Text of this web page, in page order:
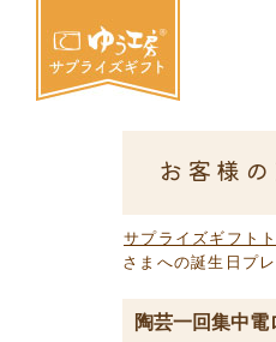
お客様
サプライズギフト
さまへの誕生日プ
陶芸一回集中